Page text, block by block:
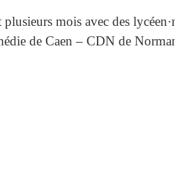
mois avec des
de Caen – CDN de